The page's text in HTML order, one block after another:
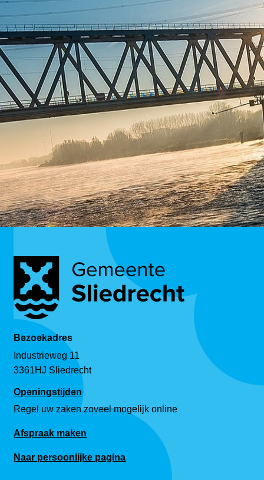
Bezoekadres
Industrieweg 11
3361HJ Sliedrecht
Openingstijden
Regel uw zaken zoveel mogelijk online
Afspraak maken
Naar persoonlijke pagina